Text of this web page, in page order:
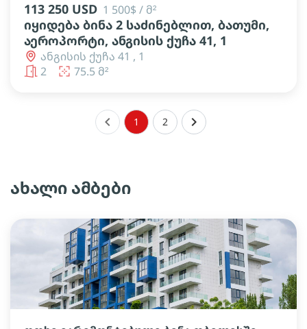
113 250 USD 1 500$ / მ²
იყიდება ბინა 2 საძინებლით, ბათუმი,
აეროპორტი, ანგისის ქუჩა 41, 1
ანგისის ქუჩა 41 , 1
2
75.5 მ²
keyboard_arrow_left 1 2 keyboard_arrow_right
ახალი ამბები